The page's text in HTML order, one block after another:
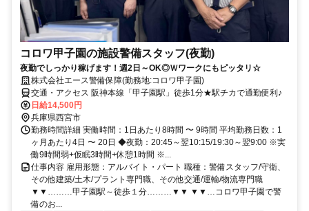
コロワ甲子園の施設警備スタッフ(夜勤)
夜勤でしっかり稼げます！週2日～OK◎Ｗワークにもピッタリ☆
株式会社エース警備保障(勤務地:コロワ甲子園)
交通・アクセス 阪神本線「甲子園駅」徒歩1分★駅チカで通勤便利♪
日給14,500円
兵庫県西宮市
勤務時間詳細 実働時間：1日あたり8時間 〜 9時間 平均勤務日数：1
ヶ月あたり4日 〜 20日 ◆夜勤：20:45～翌10:15/19:30～翌9:00 ※実
働9時間弱+仮眠3時間+休憩1時間 ※...
仕事内容 雇用形態：アルバイト・パート 職種：警備スタッフ/守衛、
その他建築/土木/プラント専門職、その他交通/運輸/物流専門職
▼▼………甲子園駅～徒歩１分………▼▼ ▼▼…コロワ甲子園で警
備のお...